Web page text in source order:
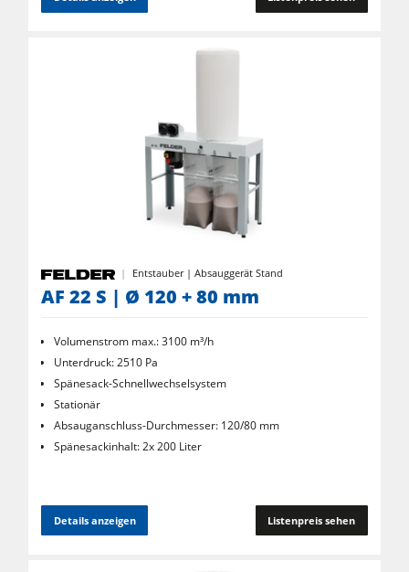
Entstauber | Absauggerät Stand
AF 22 S | Ø 120 + 80 mm
Volumenstrom max.: 3100 m³/h
Unterdruck: 2510 Pa
Spänesack-Schnellwechselsystem
Stationär
Absauganschluss-Durchmesser: 120/80 mm
Spänesackinhalt: 2x 200 Liter
Details anzeigen Listenpreis sehen